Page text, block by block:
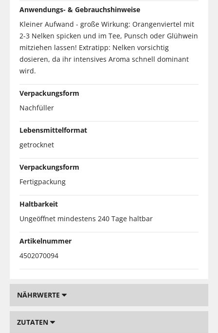
Anwendungs- & Gebrauchshinweise
Kleiner Aufwand - große Wirkung: Orangenviertel mit
2-3 Nelken spicken und im Tee, Punsch oder Glühwein
mitziehen lassen! Extratipp: Nelken vorsichtig
dosieren, da ihr intensives Aroma schnell dominant
wird.
Verpackungsform
Nachfüller
Lebensmittelformat
getrocknet
Verpackungsform
Fertigpackung
Haltbarkeit
Ungeöffnet mindestens 240 Tage haltbar
Artikelnummer
4502070094
NÄHRWERTE
ZUTATEN